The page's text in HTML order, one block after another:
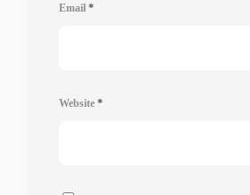
Email *
Website *